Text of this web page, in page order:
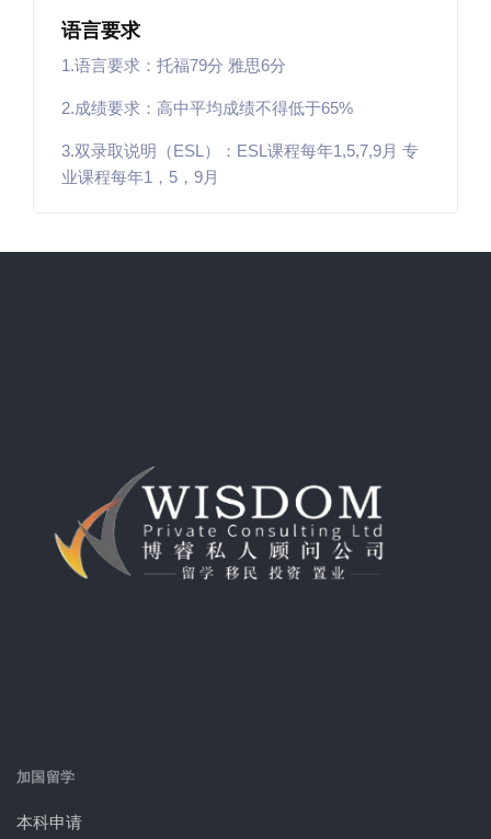
语言要求
1.语言要求：托福79分 雅思6分
2.成绩要求：高中平均成绩不得低于65%
3.双录取说明（ESL）：ESL课程每年1,5,7,9月 专
业课程每年1，5，9月
加国留学
本科申请